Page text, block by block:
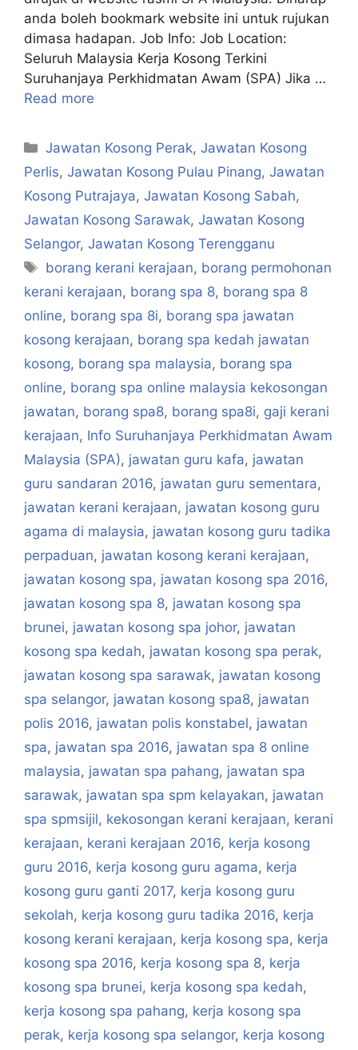
anda boleh bookmark website ini untuk rujukan
dimasa hadapan. Job Info: Job Location:
Seluruh Malaysia Kerja Kosong Terkini
Suruhanjaya Perkhidmatan Awam (SPA) Jika …
Read more
Categories
Jawatan Kosong Perak,Jawatan Kosong
Perlis, Jawatan Kosong Pulau Pinang, Jawatan
Kosong Putrajaya, Jawatan Kosong Sabah,
Jawatan Kosong Sarawak, Jawatan Kosong
Selangor, Jawatan Kosong Terengganu
Tags
borang kerani kerajaan, borang permohonan
kerani kerajaan, borang spa 8, borang spa 8
online, borang spa 8i, borang spa jawatan
kosong kerajaan, borang spa kedah jawatan
kosong, borang spa malaysia, borang spa
online, borang spa online malaysia kekosongan
jawatan, borang spa8, borang spa8i, gaji kerani
kerajaan, Info Suruhanjaya Perkhidmatan Awam
Malaysia (SPA), jawatan guru kafa, jawatan
guru sandaran 2016, jawatan guru sementara,
jawatan kerani kerajaan, jawatan kosong guru
agama di malaysia, jawatan kosong guru tadika
perpaduan, jawatan kosong kerani kerajaan,
jawatan kosong spa, jawatan kosong spa 2016,
jawatan kosong spa 8, jawatan kosong spa
brunei, jawatan kosong spa johor, jawatan
kosong spa kedah, jawatan kosong spa perak,
jawatan kosong spa sarawak, jawatan kosong
spa selangor, jawatan kosong spa8, jawatan
polis 2016, jawatan polis konstabel, jawatan
spa, jawatan spa 2016, jawatan spa 8 online
malaysia, jawatan spa pahang, jawatan spa
sarawak, jawatan spa spm kelayakan, jawatan
spa spmsijil, kekosongan kerani kerajaan, kerani
kerajaan, kerani kerajaan 2016, kerja kosong
guru 2016, kerja kosong guru agama, kerja
kosong guru ganti 2017, kerja kosong guru
sekolah, kerja kosong guru tadika 2016, kerja
kosong kerani kerajaan, kerja kosong spa, kerja
kosong spa 2016, kerja kosong spa 8, kerja
kosong spa brunei, kerja kosong spa kedah,
kerja kosong spa pahang, kerja kosong spa
perak, kerja kosong spa selangor, kerja kosong